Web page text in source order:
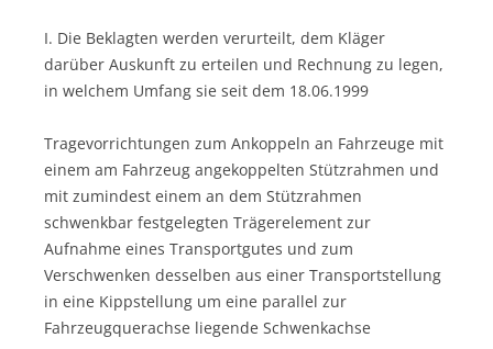
I. Die Beklagten werden verurteilt, dem Kläger
darüber Auskunft zu erteilen und Rechnung zu legen,
in welchem Umfang sie seit dem 18.06.1999
Tragevorrichtungen zum Ankoppeln an Fahrzeuge mit
einem am Fahrzeug angekoppelten Stützrahmen und
mit zumindest einem an dem Stützrahmen
schwenkbar festgelegten Trägerelement zur
Aufnahme eines Transportgutes und zum
Verschwenken desselben aus einer Transportstellung
in eine Kippstellung um eine parallel zur
Fahrzeugquerachse liegende Schwenkachse